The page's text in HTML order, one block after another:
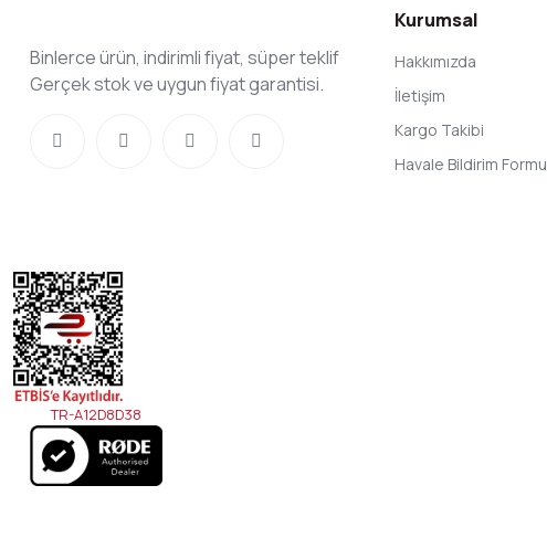
Binlerce ürün, indirimli fiyat, süper teklif
Gerçek stok ve uygun fiyat garantisi.
Kurumsal
Hakkımızda
İletişim
Kargo Takibi
Havale Bildirim Formu
TR-A12D8D38